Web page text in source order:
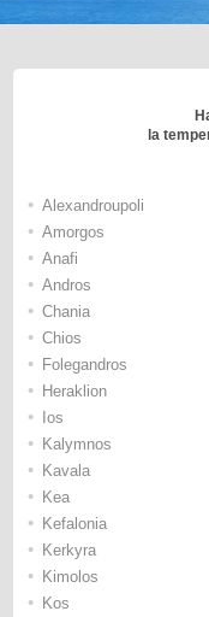
la
• Alexandroupoli
• Amorgos
• Anafi
• Andros
• Chania
• Chios
• Folegandros
• Heraklion
• Ios
• Kalymnos
• Kavala
• Kea
• Kefalonia
• Kerkyra
• Kimolos
• Kos